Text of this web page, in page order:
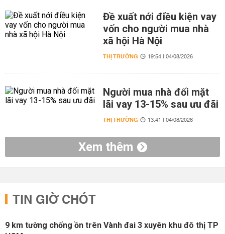
Đề xuất nới điều kiện vay
vốn cho người mua nhà
xã hội Hà Nội
THỊ TRƯỜNG 19:54 | 04/08/2026
Người mua nhà đối mặt
lãi vay 13-15% sau ưu đãi
THỊ TRƯỜNG 13:41 | 04/08/2026
Xem thêm
TIN GIỜ CHÓT
9 km tường chống ồn trên Vành đai 3 xuyên khu đô thị TP